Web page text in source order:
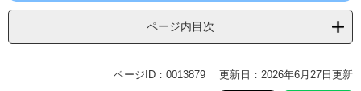
へ
ページ内目次
ページID：0013879 更新日：2026年6月27日更新